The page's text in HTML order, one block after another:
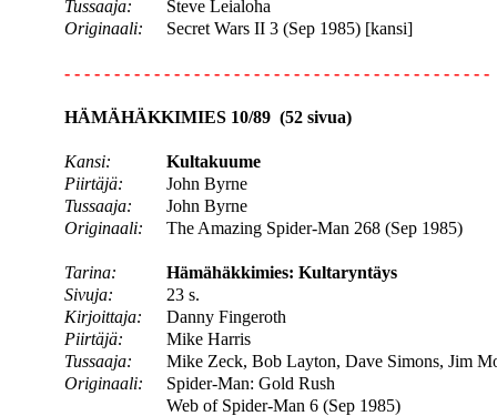
Tussaaja:
Steve Leialoha
Originaali:
Secret Wars II 3 (Sep 1985) [kansi]
- - - - - - - - - - - - - - - - - - - - - - - - - - - - - - - - - - - - - - - - - - -
HÄMÄHÄKKIMIES 10/89 (52 sivua)
Kansi:
Kultakuume
Piirtäjä:
John Byrne
Tussaaja:
John Byrne
Originaali:
The Amazing Spider-Man 268 (Sep 1985)
Tarina:
Hämähäkkimies: Kultaryntäys
Sivuja:
23 s.
Kirjoittaja:
Danny Fingeroth
Piirtäjä:
Mike Harris
Tussaaja:
Mike Zeck, Bob Layton, Dave Simons, Jim
Originaali:
Spider-Man: Gold Rush
Web of Spider-Man 6 (Sep 1985)